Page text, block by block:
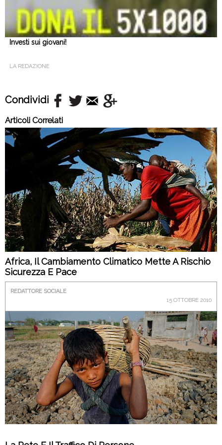
Investi sui giovani!
LA REDAZIONE
Condividi
Articoli Correlati
Africa, Il Cambiamento Climatico Mette A Rischio
Sicurezza E Pace
REDATTORE SOCIALE
15 OTTOBRE 2010